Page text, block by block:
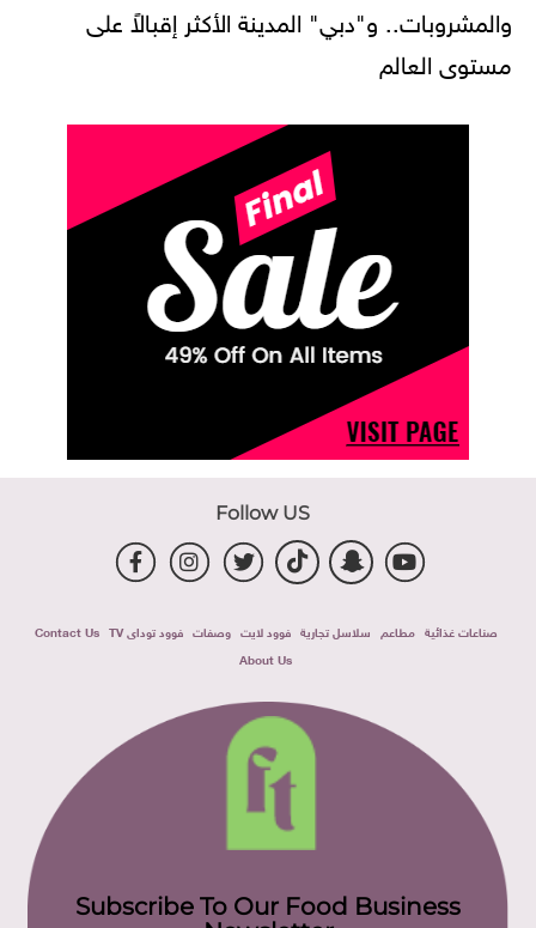
والمشروبات.. و"دبي" المدينة الأكثر إقبالاً على
مستوى العالم
Follow US
صناعات غذائية مطاعم سلاسل تجارية فوود لايت وصفات فوود توداى TV
Contact Us
About Us
Subscribe To Our Food Business